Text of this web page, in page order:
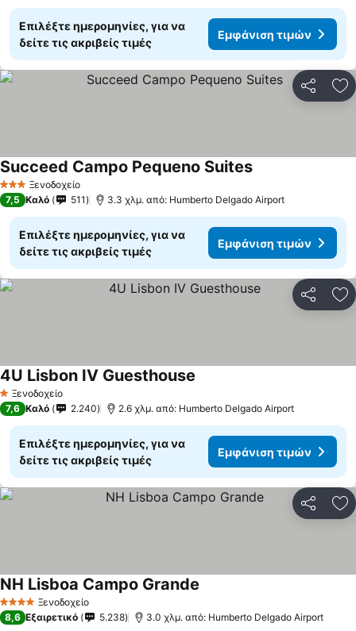
Επιλέξτε ημερομηνίες, για να
δείτε τις ακριβείς τιμές
Εμφάνιση τιμών
3 ΑστέριαΞενοδοχείο
Succeed Campo Pequeno SuitesΕμφάνιση τιμών
7,5 Καλό 511 3.3 χλμ. από: Humberto Delgado Airport
Επιλέξτε ημερομηνίες, για να
δείτε τις ακριβείς τιμές
Εμφάνιση τιμών
1 Αστέρια
Ξενοδοχείο
4U Lisbon IV Guesthouse
7,6 Καλό 2.240 2.6 χλμ. από: Humberto Delgado Airport
Επιλέξτε ημερομηνίες, για να
δείτε τις ακριβείς τιμές
Εμφάνιση τιμών
4 ΑστέριαΞενοδοχείο
NH Lisboa Campo Grande
8,6 Εξαιρετικό 5.238 3.0 χλμ. από: Humberto Delgado Airport